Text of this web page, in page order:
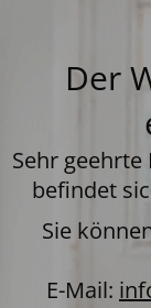
Der
Sehr
befindet
Sie
E-Mail: